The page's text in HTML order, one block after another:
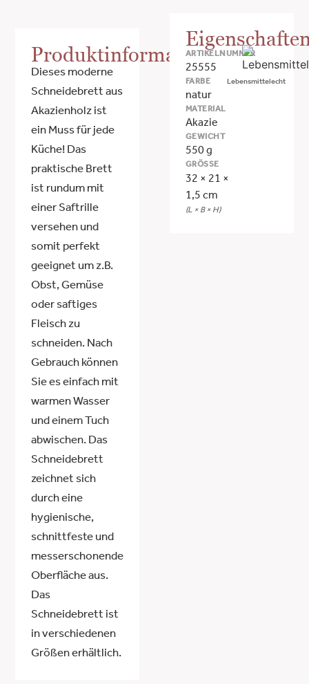
Produktinformationen
Dieses moderne
Schneidebrett aus
Akazienholz ist
ein Muss für jede
Küche! Das
praktische Brett
ist rundum mit
einer Saftrille
versehen und
somit perfekt
geeignet um z.B.
Obst, Gemüse
oder saftiges
Fleisch zu
schneiden. Nach
Gebrauch können
Sie es einfach mit
warmen Wasser
und einem Tuch
abwischen. Das
Schneidebrett
zeichnet sich
durch eine
hygienische,
schnittfeste und
messerschonende
Oberfläche aus.
Das
Schneidebrett ist
in verschiedenen
Größen erhältlich.
ARTIKELNUMMER
25555
FARBE
natur
MATERIAL
Akazie
GEWICHT
550 g
GRÖSSE
32 × 21 ×
1,5 cm
(L × B × H)
Lebensmittelecht